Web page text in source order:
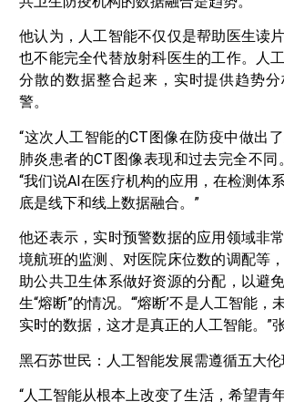
他认为，人工智能不仅仅是帮助医生读
也不能完全代替放射科医生的工作。人
分散的数据整合起来，实时提供趋势
警。
“这次人工智能的CT图像在防疫中做出
肺炎患者的CT图像表现和过去完全不同
“我们说AI在医疗机构的应用，在检测体
底是线下和线上数据融合。”
他还表示，实时预警数据的应用领域非
境航班的监测、对医院床位数的调配等
助公共卫生体系做好资源的分配，以避
生“熔断”的情况。“‘熔断’不是人工智能，
实时的数据，这才是真正的人工智能。”
黑石苏世民：人工智能发展需遵循五大
“人工智能从根本上改变了生活，希望青